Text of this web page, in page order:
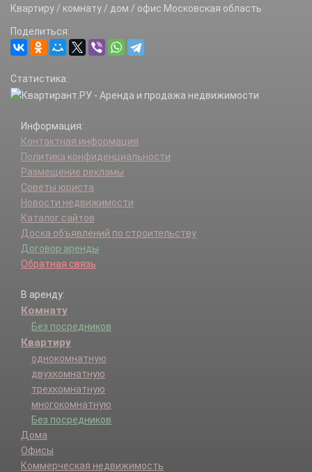
Квартиру / комнату / дом / офис Московская область
Поделиться:
Статистика:
Информация:
Контактная информация
Политика конфиденциальности
Размещение рекламы
Советы юриста
Новости недвижимости
Каталог сайтов
Доска объявлений по строительству
Договор аренды
Обратная связь
В аренду:
Комнату
Без посредников
Квартиру
однокомнатную
двухкомнатную
трехкомнатную
многокомнатную
Без посредников
Дома
Офисы
Коммерческая недвижимость